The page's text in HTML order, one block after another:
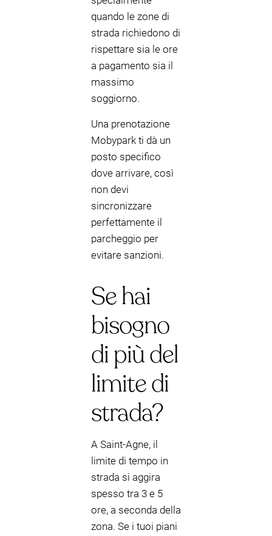
quando le zone di
strada richiedono di
rispettare sia le ore
a pagamento sia il
massimo
soggiorno.
Una prenotazione
Mobypark ti dà un
posto specifico
dove arrivare, così
non devi
sincronizzare
perfettamente il
parcheggio per
evitare sanzioni.
Se hai
bisogno
di più del
limite di
strada?
A Saint-Agne, il
limite di tempo in
strada si aggira
spesso tra 3 e 5
ore, a seconda della
zona. Se i tuoi piani